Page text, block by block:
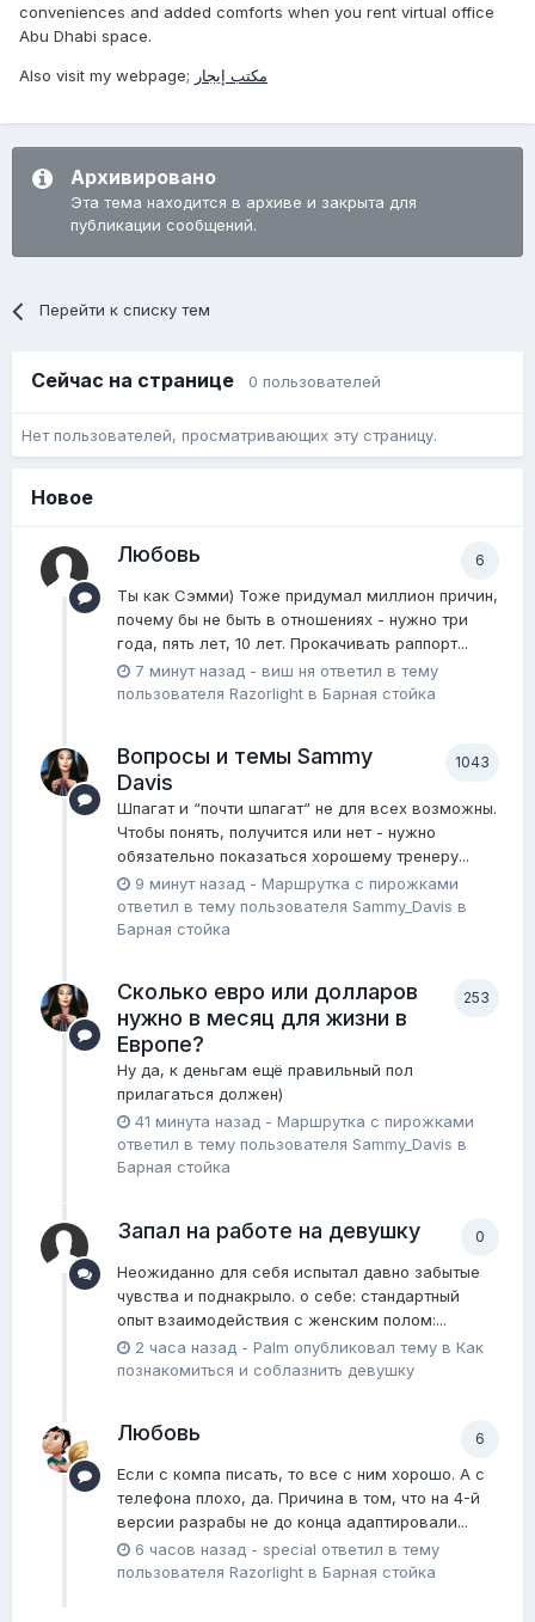
conveniences and added comforts when you rent virtual office
Abu Dhabi space.
Also visit my webpage; مكتب إيجار
Архивировано
Эта тема находится в архиве и закрыта для
публикации сообщений.
Перейти к списку тем
Сейчас на странице 0 пользователей
Нет пользователей, просматривающих эту страницу.
Новое
6
Любовь
Ты как Сэмми) Тоже придумал миллион причин,
почему бы не быть в отношениях - нужно три
года, пять лет, 10 лет. Прокачивать раппорт...
7 минут назад - виш ня ответил в тему
пользователя Razorlight в Барная стойка
1043
Вопросы и темы Sammy
Davis
Шпагат и “почти шпагат“ не для всех возможны.
Чтобы понять, получится или нет - нужно
обязательно показаться хорошему тренеру...
9 минут назад - Маршрутка с пирожками
ответил в тему пользователя Sammy_Davis в
Барная стойка
253
Сколько евро или долларов
нужно в месяц для жизни в
Европе?
Ну да, к деньгам ещё правильный пол
прилагаться должен)
41 минута назад - Маршрутка с пирожками
ответил в тему пользователя Sammy_Davis в
Барная стойка
0
Запал на работе на девушку
Неожиданно для себя испытал давно забытые
чувства и поднакрыло. о себе: стандартный
опыт взаимодействия с женским полом:...
2 часа назад - Palm опубликовал тему в Как
познакомиться и соблазнить девушку
6
Любовь
Если с компа писать, то все с ним хорошо. А с
телефона плохо, да. Причина в том, что на 4-й
версии разрабы не до конца адаптировали...
6 часов назад - special ответил в тему
пользователя Razorlight в Барная стойка